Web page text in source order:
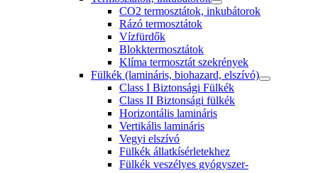
CO2 termosztátok, inkubátorok
Rázó termosztátok
Vízfürdők
Blokktermosztátok
Klíma termosztát szekrények
Fülkék (lamináris, biohazard, elszívó)
Class I Biztonsági Fülkék
Class II Biztonsági fülkék
Horizontális lamináris
Vertikális lamináris
Vegyi elszívó
Fülkék állatkísérletekhez
Fülkék veszélyes gyógyszer-